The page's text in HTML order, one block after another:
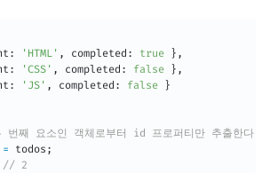
: 'HTML' , completed : true } ,
: 'CSS' , completed : false } ,
: 'JS' , completed : false }
째 요소인 객체로부터 id 프로퍼티만 추출한다.
= todos ;
// 2